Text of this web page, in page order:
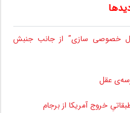
خصوصی سازی” از جانب جنبش
عقل
خروج آمریکا از برجام